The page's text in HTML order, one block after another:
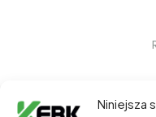
Niniejsza